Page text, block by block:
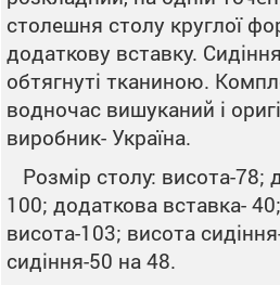
столешня столу круглої
додаткову вставку.
обтягнуті тканиною.
водночас вишуканий і
виробник- Україна.
Розмір столу: висота-78;
100; додаткова вставка-
висота-103; висота
сидіння-50 на 48.